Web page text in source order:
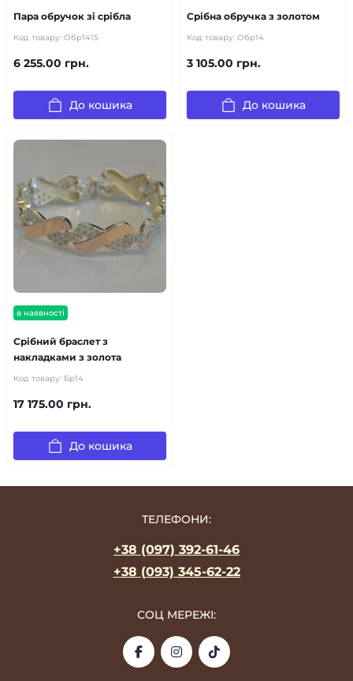
Пара обручок зі срібла
Код товару: Обр1415
6 255.00 грн.
До кошика
Срібна обручка з золотом
Код товару: Обр14
3 105.00 грн.
До кошика
в наявності
Срібний браслет з
накладками з золота
Код товару: Бр14
17 175.00 грн.
До кошика
ТЕЛЕФОНИ:
+38 (097) 392-61-46
+38 (093) 345-62-22
СОЦ МЕРЕЖІ: